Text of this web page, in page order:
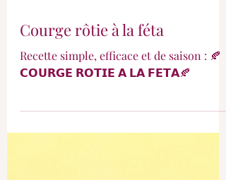
Courge rôtie à la féta